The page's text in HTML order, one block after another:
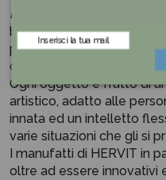
Hervit
bomboniera grazie alla
porcellana e inventando
che sposano cristallo,
Ogni oggetto è frutto di
artistico, adatto alle
innata ed un intelletto
varie situazioni che gli si
I manufatti di HERVIT in
oltre ad essere